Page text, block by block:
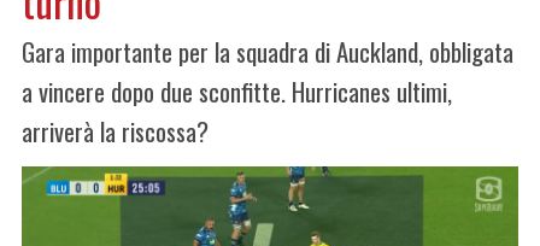
Gara importante per la squadra di Auckland, obbligata
a vincere dopo due sconfitte. Hurricanes ultimi,
arriverà la riscossa?